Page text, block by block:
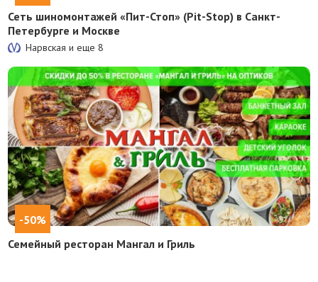
Сеть шиномонтажей «Пит-Стоп» (Pit-Stop) в Санкт-
Петербурге и Москве
Нарвская и еще8
-50%
Семейный ресторан Мангал и Гриль